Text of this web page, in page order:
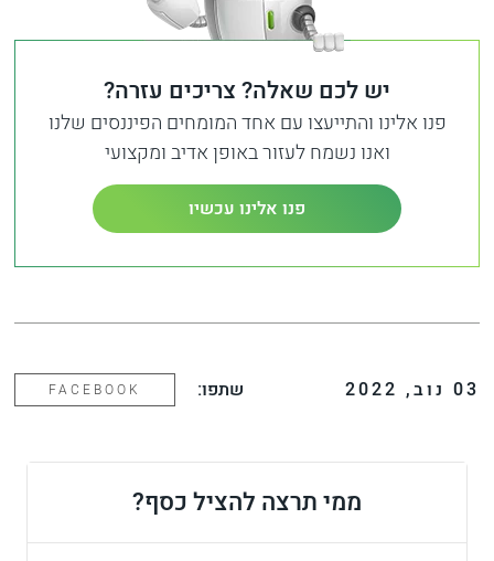
יש לכם שאלה? צריכים עזרה?
פנו אלינו והתייעצו עם אחד המומחים הפיננסים שלנו
ואנו נשמח לעזור באופן אדיב ומקצועי
פנו אלינו עכשיו
03 נוב,
2022 שתפו: FACEBOOK
ממי תרצה להציל כסף?